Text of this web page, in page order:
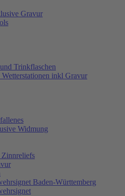
Gravur
Trinkflaschen
inkl Gravur
Widmung
Zinnreliefs
Baden-Württemberg